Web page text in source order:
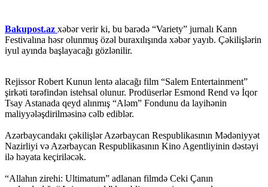
Bakupost.az xəbər verir ki, bu barədə “Variety” jurnalı Kann
Festivalına həsr olunmuş özəl buraxılışında xəbər yayıb. Çəkilişlərin
iyul ayında başlayacağı gözlənilir.
Rejissor Robert Kunun lentə alacağı film “Salem Entertainment”
şirkəti tərəfindən istehsal olunur. Prodüserlər Esmond Rend və İqor
Tsay Astanada qeyd alınmış “Aləm” Fondunu da layihənin
maliyyələşdirilməsinə cəlb ediblər.
Azərbaycandakı çəkilişlər Azərbaycan Respublikasının Mədəniyyət
Nazirliyi və Azərbaycan Respublikasının Kino Agentliyinin dəstəyi
ilə həyata keçiriləcək.
“Allahın zirehi: Ultimatum” adlanan filmdə Ceki Çanın